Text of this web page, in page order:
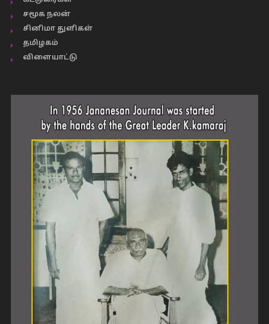
சமூக நலன்
சினிமா துளிகள்
தமிழகம்
விளையாட்டு